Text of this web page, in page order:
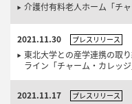
介護付有料老人ホーム「チ
2021.11.30 プレスリリース
東北大学との産学連携の取
ライン「チャーム・カレッ
2021.11.17 プレスリリース